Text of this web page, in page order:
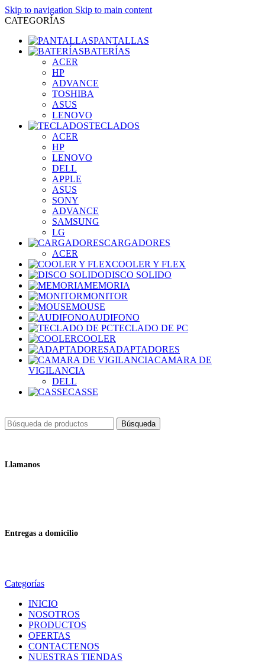
Skip to navigation Skip to main content
CATEGORÍAS
PANTALLAS
BATERÍAS
ACER
HP
ADVANCE
TOSHIBA
ASUS
LENOVO
TECLADOS
ACER
HP
LENOVO
DELL
APPLE
ASUS
SONY
ADVANCE
SAMSUNG
LG
CARGADORES
ACER
COOLER Y FLEX
DISCO SOLIDO
MEMORIA
MONITOR
MOUSE
AUDIFONO
TECLADO DE PC
COOLER
ADAPTADORES
CAMARA DE
VIGILANCIA
DELL
CASSE
Búsqueda
Llamanos
Entregas a domicilio
Categorías
INICIO
NOSOTROS
PRODUCTOS
OFERTAS
CONTACTENOS
NUESTRAS TIENDAS